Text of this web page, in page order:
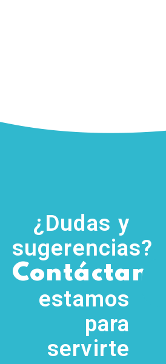
¿Dudas y
sugerencias?
Contáctanos
estamos
para
servirte